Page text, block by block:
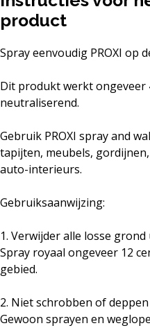
product
Spray eenvoudig PROXI op
Dit produkt werkt ongeveer
neutraliserend.
Gebruik PROXI spray and
tapijten, meubels,
auto-interieurs.
Gebruiksaanwijzing:
1. Verwijder alle losse
Spray royaal ongeveer 12
gebied.
2. Niet schrobben of
Gewoon sprayen en